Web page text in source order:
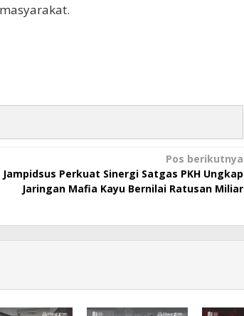
Pos berikutnya
Jampidsus Perkuat Sinergi Satgas PKH Ungkap
Jaringan Mafia Kayu Bernilai Ratusan Miliar